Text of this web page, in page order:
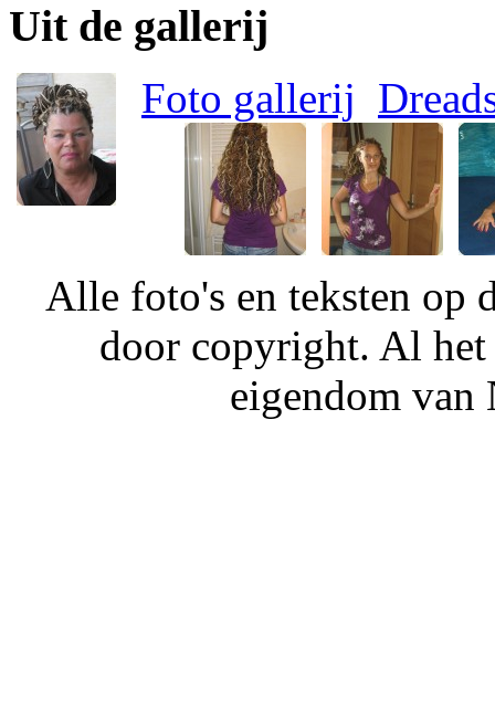
Uit de gallerij
Foto gallerij
Alle foto's en teksten op
door copyright. Al het
eigendom